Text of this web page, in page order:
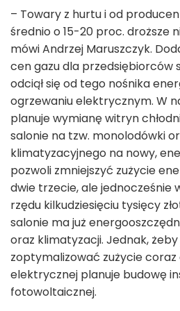
– Towary z hurtu i od
średnio o 15-20 proc. droższe
mówi Andrzej Maruszczyk.
cen gazu dla przedsiębiorców
odciął się od tego nośnika
ogrzewaniu elektrycznym. W
planuje wymianę witryn
salonie na tzw. monolodówki
klimatyzacyjnego na nowy,
pozwoli zmniejszyć zużycie
dwie trzecie, ale jednocześnie
rzędu kilkudziesięciu tysięcy
salonie ma już
oraz klimatyzacji. Jednak,
zoptymalizować zużycie coraz
elektrycznej planuje budowę
fotowoltaicznej.